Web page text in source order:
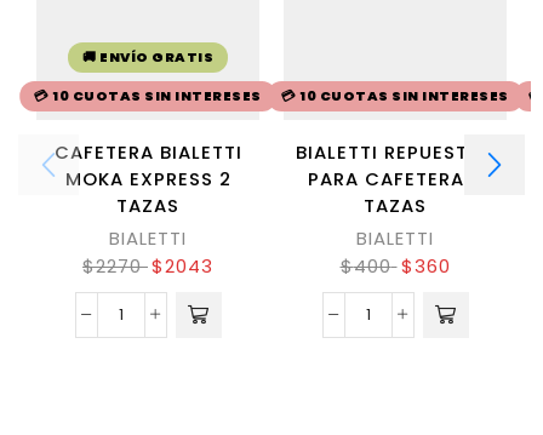
🚚 ENVÍO GRATIS
💳 10 CUOTAS SIN INTERESES
CAFETERA BIALETTI
MOKA EXPRESS 2
TAZAS
BIALETTI
$2270 $2043
💳 10 CUOTAS SIN INTERESES
BIALETTI REPUESTOS
PARA CAFETERA 6
TAZAS
BIALETTI
$400 $360